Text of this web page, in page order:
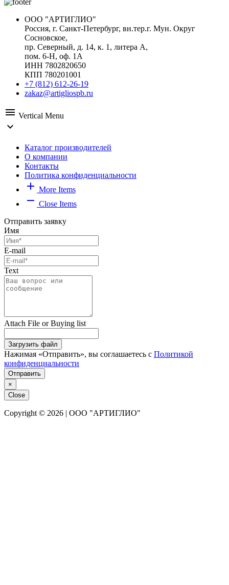
ООО "АРТИГЛИО"
Россия, г. Санкт-Петербург, вн.тер.г. Мун. Округ
Сосновское,
пр. Северный, д. 14, к. 1, литера А,
пом. 6-Н, оф. 1А
ИНН 7802820650
КПП 780201001
+7 (812) 612-26-19
zakaz@artigliospb.ru
menu Vertical Menu
expand_more
Каталог производителей
О компании
Контакты
Политика конфиденциальности
add More Items
remove Close Items
Отправить заявку
Имя
E-mail
Text
Attach File or Buying list
Загрузить файл
Нажимая «Отправить», вы соглашаетесь с Политикой
конфиденциальности
Отправить
×
Close
Copyright © 2026 | ООО "АРТИГЛИО"